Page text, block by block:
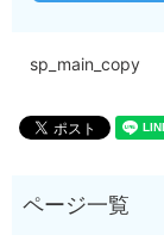
sp_main_copy